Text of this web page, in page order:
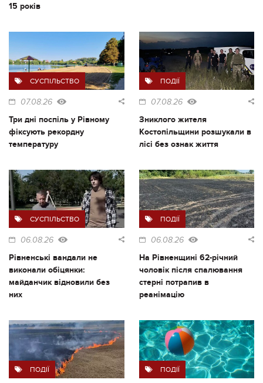
15 років
СУСПІЛЬСТВО
07.08.26
Три дні поспіль у Рівному
фіксують рекордну
температуру
ПОДІЇ
07.08.26
Зниклого жителя
Костопільщини розшукали в
лісі без ознак життя
СУСПІЛЬСТВО
06.08.26
Рівненські вандали не
виконали обіцянки:
майданчик відновили без
них
ПОДІЇ
06.08.26
На Рівненщині 62-річний
чоловік після спалювання
стерні потрапив в
реанімацію
ПОДІЇ ПОДІЇ